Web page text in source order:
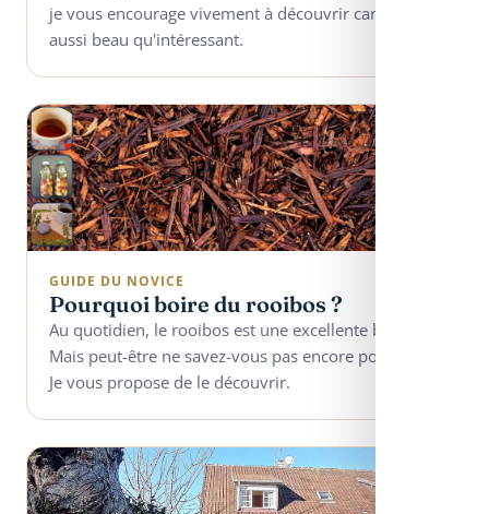
je vous encourage vivement à découvrir car il est
aussi beau qu'intéressant.
GUIDE DU NOVICE
Pourquoi boire du rooibos ?
Au quotidien, le rooibos est une excellente boisson.
Mais peut-être ne savez-vous pas encore pourquoi ?
Je vous propose de le découvrir.